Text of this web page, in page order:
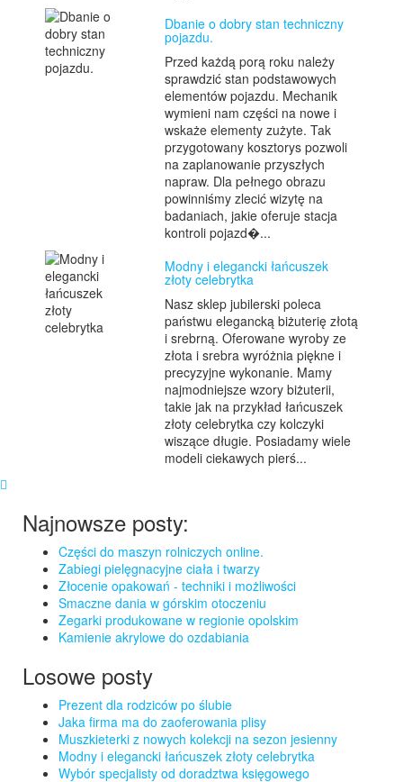
Dbanie o dobry stan techniczny
pojazdu.
Przed każdą porą roku należy
sprawdzić stan podstawowych
elementów pojazdu. Mechanik
wymieni nam części na nowe i
wskaże elementy zużyte. Tak
przygotowany kosztorys pozwoli
na zaplanowanie przyszłych
napraw. Dla pełnego obrazu
powinniśmy zlecić wizytę na
badaniach, jakie oferuje stacja
kontroli pojazd�...
Modny i elegancki łańcuszek
złoty celebrytka
Nasz sklep jubilerski poleca
państwu elegancką biżuterię złotą
i srebrną. Oferowane wyroby ze
złota i srebra wyróżnia piękne i
precyzyjne wykonanie. Mamy
najmodniejsze wzory biżuterii,
takie jak na przykład łańcuszek
złoty celebrytka czy kolczyki
wiszące długie. Posiadamy wiele
modeli ciekawych pierś...
Najnowsze posty:
Części do maszyn rolniczych online.
Zabiegi pielęgnacyjne ciała i twarzy
Złocenie opakowań - techniki i możliwości
Smaczne dania w górskim otoczeniu
Zegarki produkowane w regionie opolskim
Kamienie akrylowe do ozdabiania
Losowe posty
Prezent dla rodziców po ślubie
Jaka firma ma do zaoferowania plisy
Muszkieterki z nowych kolekcji na sezon jesienny
Modny i elegancki łańcuszek złoty celebrytka
Wybór specjalisty od doradztwa księgowego